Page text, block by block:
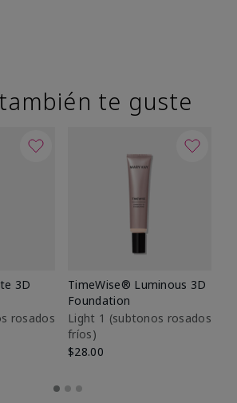
te guste
3D
rosados
TimeWise® Luminous 3D
Foundation
Light 1​ (subtonos rosados
fríos)
$28.00